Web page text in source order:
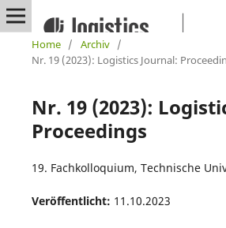
Home / Archiv /
Nr. 19 (2023): Logistics Journal:
Nr. 19 (2023):
Proceedings
19. Fachkolloquium, Technische
Veröffentlicht: 11.10.2023